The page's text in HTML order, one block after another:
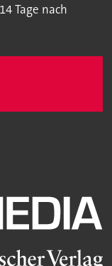
Tage nach